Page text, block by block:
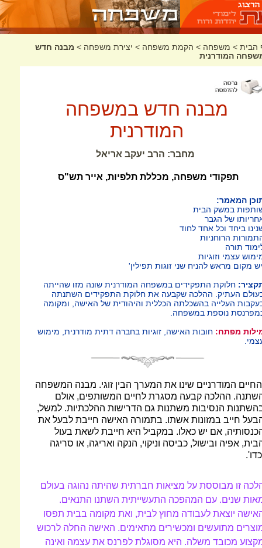
הבית > משפחה > הקמת משפחה > יצירת משפחה > מבנה חדש
המודרנית
מבנה חדש במשפחה
המודרנית
מחבר: הרב יעקב אריאל
תפקודי משפחה, מכללת תלפיות, אייר תש"ס
המאמר:
במשק הבית
של הגבר
ביחד וכל אחד לחוד
הרוחניות
תורה
עצמי וזוגיות
מקום מראש להניח שני זוגות תפילין'
חלוקת התפקידים במשפחה המודרנית שונה מזו שהייתה
העתיק. ההלכה שקבעה את חלוקת התפקידים השתנתה
העלייה בהשכלתה הכללית והיהודית של האישה, ומקומה
נוספת במשפחה.
מפתח: חובות האישה, זוגיות בחברה דתית מודרנית, מימוש
החיים המודרניים שינו את המערך הבין זוגי. מבנה המשפחה
ההלכה קבעה מסגרת לחיים המשותפים, אולם
הנסיבות משתנות גם הדרישות ההלכתיות. למשל,
חייב במזונות אשתו. בתמורה האישה חייבת לבעל את
אם יש כאלו. במקביל היא חייבת לשאת בעול
אפיה ובישול, כביסה וניקוי, הנקה ואריגה, או סריגה
זו מבוססת על מציאות חברתית שהיתה נהוגה בעולם
שנים. עם המהפכה התעשייתית השתנו התנאים.
יוצאת לעבודה מחוץ לבית, ואת מקומה בבית תפסו
מתועשים ומכשירים מתאימים. האישה החלה לרכוש
מכובד משלה. היא מסוגלת לפרנס את עצמה ואינה